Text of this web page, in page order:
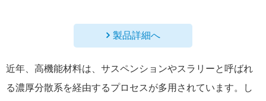
製品詳細へ
近年、高機能材料は、サスペンションやスラリーと呼ばれ
る濃厚分散系を経由するプロセスが多用されています。し